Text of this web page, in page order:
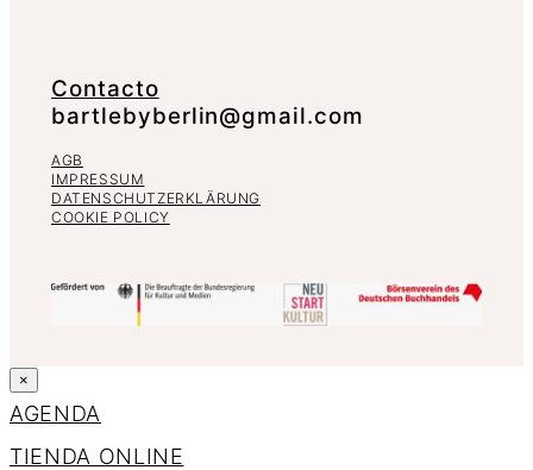
Contacto
bartlebyberlin@gmail.com
AGB
IMPRESSUM
DATENSCHUTZERKLÄRUNG
COOKIE POLICY
×
AGENDA
TIENDA ONLINE